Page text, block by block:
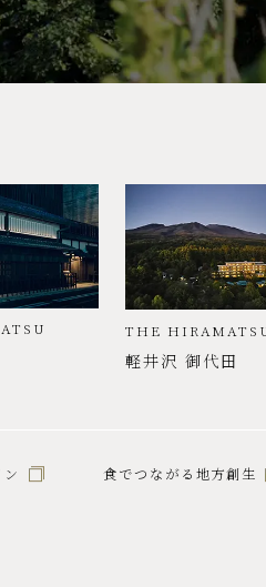
THE
軽井沢 御代田
食でつながる地方創生